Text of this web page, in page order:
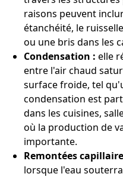
raisons peuvent
étanchéité, le
ou une bris dans les
Condensation : elle
entre l'air chaud
surface froide, tel
condensation est
dans les cuisines,
où la production de
importante.
Remontées
lorsque l'eau